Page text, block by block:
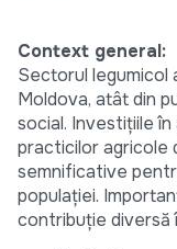
Context general:
Sectorul legumicol
Moldova, atât din
social. Investițiile
practicilor agricole
semnificative
populației.
contribuție diversă